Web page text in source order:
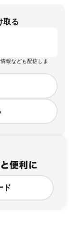
取る
報なども配信しま
ド